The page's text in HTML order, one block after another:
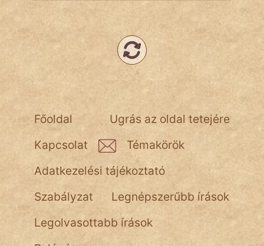
pszichopati
szegény legény
szemfüles Ugrás az oldal tetejére
Főoldal
Kapcsolat
Témakörök
Adatkezelési tájékoztató
Szabályzat
Legnépszerűbb írások
Legolvasottabb írások